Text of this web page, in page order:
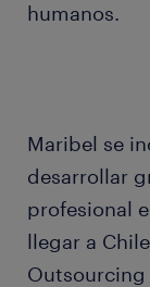
humanos.
Maribel se
desarrollar
profesional
llegar a
Outsourcing